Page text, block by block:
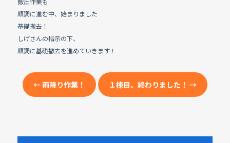
順調に進む中、始まりました
基礎撤去！
しげさんの指示の下、
順調に基礎撤去を進めていきます！
←雨降り作業！ １棟目、終わりました！→